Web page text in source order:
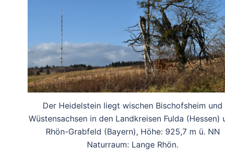
Der Heidelstein liegt wischen Bischofsheim und
Wüstensachsen in den Landkreisen Fulda (Hessen)
Rhön-Grabfeld (Bayern), Höhe: 925,7 m ü. NN
Naturraum: Lange Rhön.